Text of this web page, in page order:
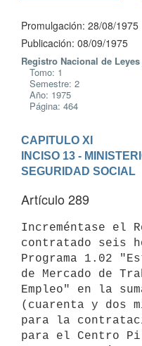
Promulgación: 28/08/1975
Publicación: 08/09/1975
Registro Nacional de
Tomo: 1
Semestre: 2
Año: 1975
Página: 464
CAPITULO XI
INCISO 13 -
SEGURIDAD SOCIAL
Artículo 289
Increméntase el
contratado seis
Programa 1.02
de Mercado de
Empleo" en la
(cuarenta y dos
para la
para el Centro